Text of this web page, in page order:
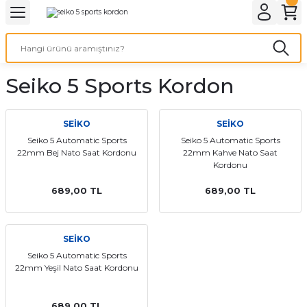
Geri Dön
& ELEKTİRİK AYDINLATMA & ELEKTRİK
AYDINLATMA
OFİS MALZEMELERİ
Geri Dön
ve Cihaz Pilleri
ÇEŞİTLERİ
ÇEŞİTLERİ
Geri Dön
Geri Dön
Kordon Çeşitleri
kordonları
Kordonu
saat kordonu
Kordonları
Seiko 5 Sports Kordon
SEİKO
Seiko 5 Automatic Sports
22mm Bej Nato Saat Kordonu
689,00 TL
SEİKO
Seiko 5 Automatic Sports
22mm Kahve Nato Saat
Kordonu
689,00 TL
SEİKO
Seiko 5 Automatic Sports
22mm Yeşil Nato Saat Kordonu